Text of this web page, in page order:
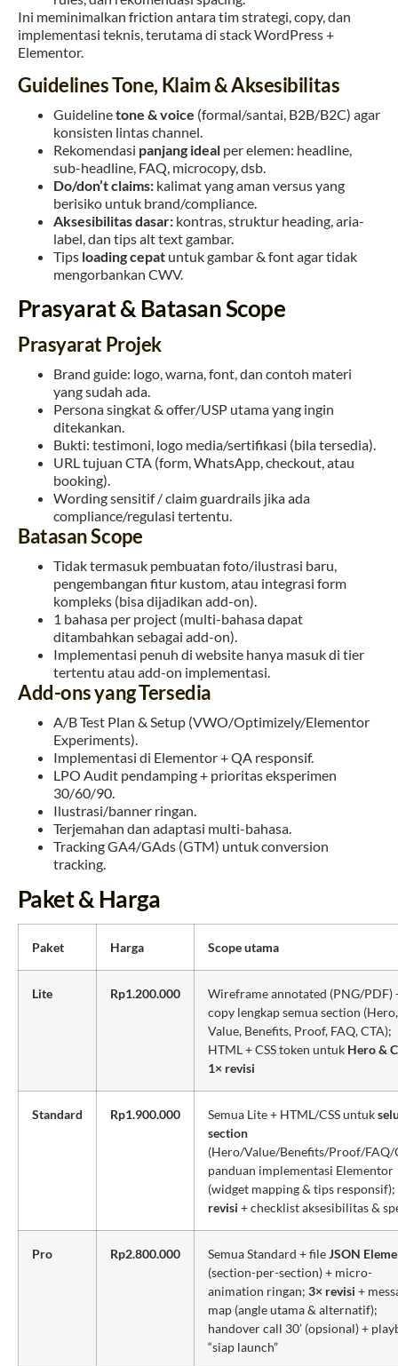
Ini meminimalkan friction antara tim strategi, copy, dan
implementasi teknis, terutama di stack WordPress +
Elementor.
Guidelines Tone, Klaim & Aksesibilitas
Guidelinetone & voice (formal/santai, B2B/B2C) agar
konsisten lintas channel.
Rekomendasi panjang ideal per elemen: headline,
sub-headline, FAQ, microcopy, dsb.
Do/don’t claims: kalimat yang aman versus yang
berisiko untuk brand/compliance.
Aksesibilitas dasar: kontras, struktur heading, aria-
label, dan tips alt text gambar.
Tips loading cepat untuk gambar & font agar tidak
mengorbankan CWV.
Prasyarat & Batasan Scope
Prasyarat Projek
Brand guide: logo, warna, font, dan contoh materi
yang sudah ada.
Persona singkat & offer/USP utama yang ingin
ditekankan.
Bukti: testimoni, logo media/sertifikasi (bila tersedia).
URL tujuan CTA (form, WhatsApp, checkout, atau
booking).
Wording sensitif / claim guardrails jika ada
compliance/regulasi tertentu.
Batasan Scope
Tidak termasuk pembuatan foto/ilustrasi baru,
pengembangan fitur kustom, atau integrasi form
kompleks (bisa dijadikan add-on).
1 bahasa per project (multi-bahasa dapat
ditambahkan sebagai add-on).
Implementasi penuh di website hanya masuk di tier
tertentu atau add-on implementasi.
Add-ons yang Tersedia
A/B Test Plan & Setup (VWO/Optimizely/Elementor
Experiments).
Implementasi di Elementor + QA responsif.
LPO Audit pendamping + prioritas eksperimen
30/60/90.
Ilustrasi/banner ringan.
Terjemahan dan adaptasi multi-bahasa.
Tracking GA4/GAds (GTM) untuk conversion
tracking.
Paket & Harga
Paket Harga Scope utama
Lite Rp1.200.000
Wireframe annotated (PNG/PDF)
copy lengkap semua section (Hero,
Value, Benefits, Proof, FAQ, CTA);
HTML + CSS token untuk Hero &
1× revisi
Standard Rp1.900.000 Semua Lite + HTML/CSS untuk
section
(Hero/Value/Benefits/Proof/FAQ/
panduan implementasi Elementor
(widget mapping & tips responsif);
revisi + checklist aksesibilitas &
Pro Rp2.800.000 Semua Standard + fileJSON
(section-per-section) + micro-
animation ringan; 3× revisi +
map (angle utama & alternatif);
handover call 30’ (opsional) +
“siap launch”